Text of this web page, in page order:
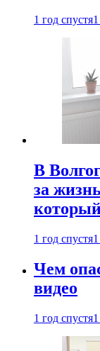
1 год спустя
В
за
1 год спустя
Чем
видео
1 год спустя